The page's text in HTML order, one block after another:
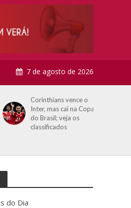
7 de agosto de 2026
Corinthians vence o
Inter, mas cai na Copa
do Brasil; veja os
classificados
do Dia